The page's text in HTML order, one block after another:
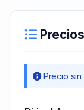
Precio sin